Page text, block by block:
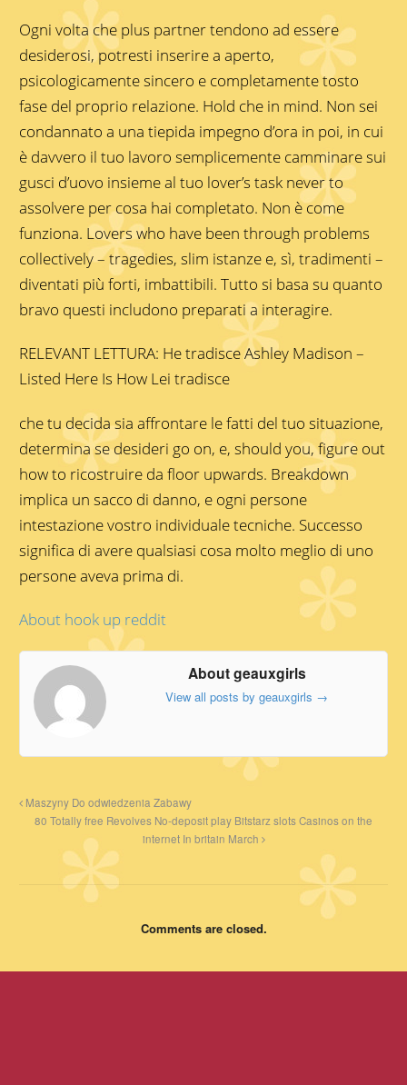
Ogni volta che plus partner tendono ad essere
desiderosi, potresti inserire a aperto,
psicologicamente sincero e completamente tosto
fase del proprio relazione. Hold che in mind. Non sei
condannato a una tiepida impegno d’ora in poi, in cui
è davvero il tuo lavoro semplicemente camminare sui
gusci d’uovo insieme al tuo lover’s task never to
assolvere per cosa hai completato. Non è come
funziona. Lovers who have been through problems
collectively – tragedies, slim istanze e, sì, tradimenti –
diventati più forti, imbattibili. Tutto si basa su quanto
bravo questi includono preparati a interagire.
RELEVANT LETTURA: He tradisce Ashley Madison –
Listed Here Is How Lei tradisce
che tu decida sia affrontare le fatti del tuo situazione,
determina se desideri go on, e, should you, figure out
how to ricostruire da floor upwards. Breakdown
implica un sacco di danno, e ogni persone
intestazione vostro individuale tecniche. Successo
significa di avere qualsiasi cosa molto meglio di uno
persone aveva prima di.
About hook up reddit
About geauxgirls
View all posts by geauxgirls →
Maszyny Do odwiedzenia Zabawy
80 Totally free Revolves No-deposit play Bitstarz slots Casinos on the
internet In britain March
Comments are closed.